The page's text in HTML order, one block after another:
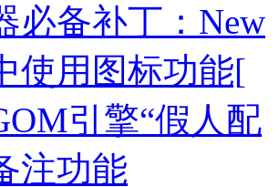
必备补丁：New
使用图标功能[
引擎“假人配
注功能